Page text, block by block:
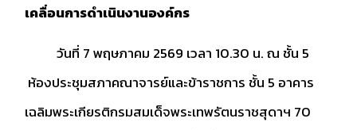
เคลื่อนการดำเนินงานองค์กร
วันที่ 7 พฤษภาคม 2569 เวลา 10.30 น. ณ ชั้น 5
ห้องประชุมสภาคณาจารย์และข้าราชการ ชั้น 5 อาคาร
เฉลิมพระเกียรติกรมสมเด็จพระเทพรัตนราชสุดาฯ 70